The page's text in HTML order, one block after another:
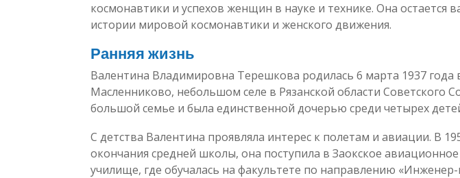
космонавтики и успехов женщин в науке и технике. Она остается
истории мировой космонавтики и женского движения.
Ранняя жизнь
Валентина Владимировна Терешкова родилась 6 марта 1937 года
Масленниково, небольшом селе в Рязанской области Советского
большой семье и была единственной дочерью среди четырех
С детства Валентина проявляла интерес к полетам и авиации. В
окончания средней школы, она поступила в Заокское авиационное
училище, где обучалась на факультете по направлению «Инженер-